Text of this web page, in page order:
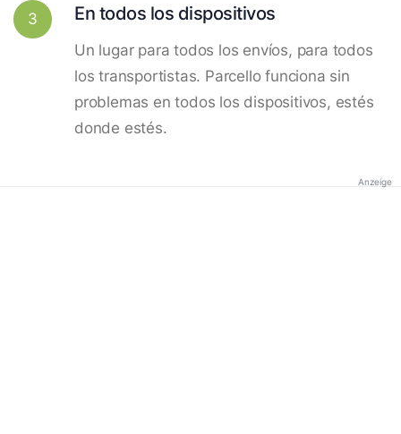
3 En todos los dispositivos
Un lugar para todos los envíos, para todos
los transportistas. Parcello funciona sin
problemas en todos los dispositivos, estés
donde estés.
Anzeige